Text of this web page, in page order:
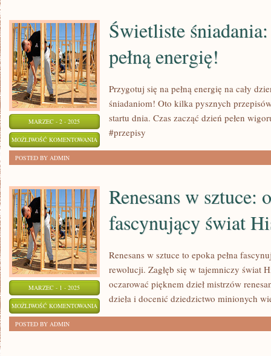
IDEALNYCH
WAKACJI
MARZEC - 2 - 2025
MOŻLIWOŚĆ KOMENTOWANIA ŚWIETLISTE
NA
PEŁNĄ
ENERGIĘ!
ZOSTAŁA WYŁĄCZONA
Świetliste
pełną energię!
Przygotuj się na pełną energię na cały
śniadaniom! Oto kilka pysznych
startu dnia. Czas zacząć dzień pełen
#przepisy
POSTED BY ADMIN
MARZEC - 1 - 2025
MOŻLIWOŚĆ KOMENTOWANIA RENESANS
ZOSTAŁA WYŁĄCZONA
Renesans w sztuce:
fascynujący świat
Renesans w sztuce to epoka pełna
rewolucji. Zagłęb się w tajemniczy świat
oczarować pięknem dzieł mistrzów
dzieła i docenić dziedzictwo minionych
POSTED BY ADMIN